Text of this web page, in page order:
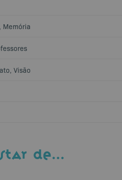
, Memória
, Visão
DE…